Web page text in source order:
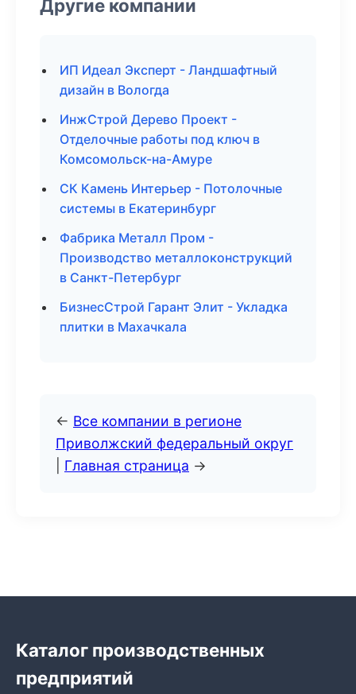
Другие компании
ИП Идеал Эксперт - Ландшафтный
дизайн в Вологда
ИнжСтрой Дерево Проект -
Отделочные работы под ключ в
Комсомольск-на-Амуре
СК Камень Интерьер - Потолочные
системы в Екатеринбург
Фабрика Металл Пром -
Производство металлоконструкций
в Санкт-Петербург
БизнесСтрой Гарант Элит - Укладка
плитки в Махачкала
← Все компании в регионе
Приволжский федеральный округ
Главная страница →
Каталог производственных
предприятий